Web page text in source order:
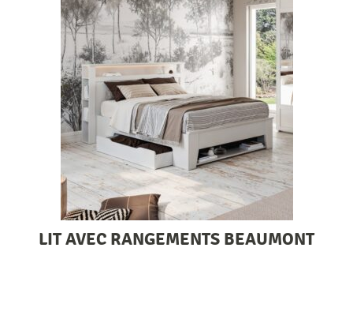
LIT AVEC RANGEMENTS BEAUMONT